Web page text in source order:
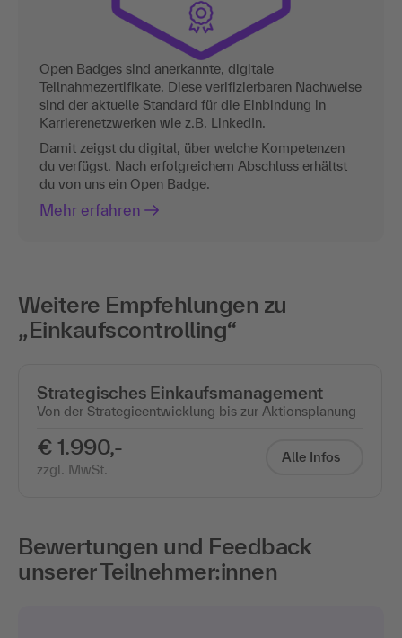
Open Badges sind anerkannte, digitale
Teilnahmezertifikate. Diese verifizierbaren Nachweise
sind der aktuelle Standard für die Einbindung in
Karrierenetzwerken wie z.B. LinkedIn.
Damit zeigst du digital, über welche Kompetenzen
du verfügst. Nach erfolgreichem Abschluss erhältst
du von uns ein Open Badge.
Mehr erfahren
Weitere Empfehlungen zu
„Einkaufscontrolling“
Strategisches Einkaufsmanagement
Von der Strategieentwicklung bis zur Aktionsplanung
€ 1.990,-
zzgl. MwSt.
Alle Infos
Bewertungen und Feedback
unserer Teilnehmer:innen